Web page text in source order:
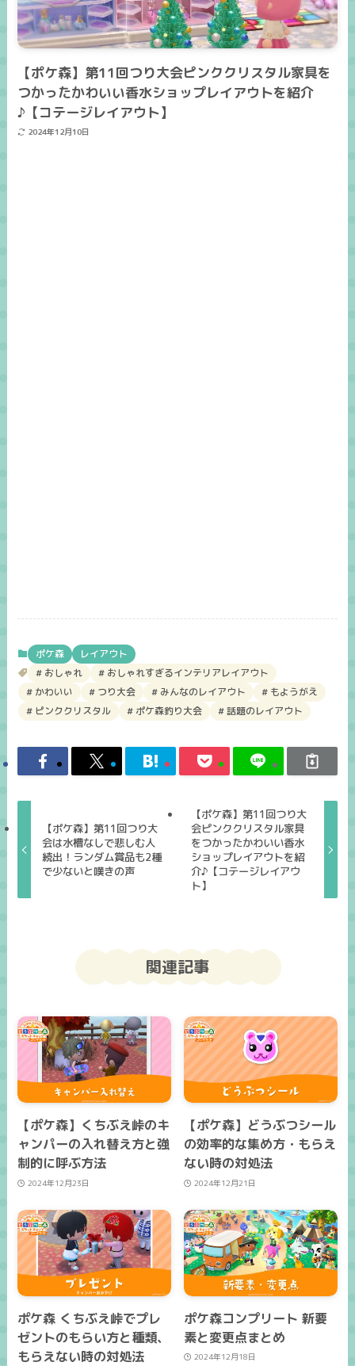
【ポケ森】第11回つり大会ピンククリスタル家具を
つかったかわいい香水ショップレイアウトを紹介
♪【コテージレイアウト】
2024年12月10日
ポケ森
レイアウト
おしゃれ
おしゃれすぎるインテリアレイアウト
かわいい
つり大会 みんなのレイアウト
もようがえ
ピンククリスタル
ポケ森釣り大会 話題のレイアウト
【ポケ森】第11回つり大
会は水槽なしで悲しむ人
続出！ランダム賞品も2種
で少ないと嘆きの声
【ポケ森】第11回つり大
会ピンククリスタル家具
をつかったかわいい香水
ショップレイアウトを紹
介♪【コテージレイアウ
ト】
関連記事
【ポケ森】くちぶえ峠のキ
ャンパーの入れ替え方と強
制的に呼ぶ方法
2024年12月23日
【ポケ森】どうぶつシール
の効率的な集め方・もらえ
ない時の対処法
2024年12月21日
ポケ森 くちぶえ峠でプレ
ゼントのもらい方と種類、
もらえない時の対処法
ポケ森コンプリート 新要
素と変更点まとめ
2024年12月18日